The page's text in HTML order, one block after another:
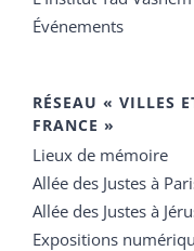
Événements
RÉSEAU « VILLES
FRANCE »
Lieux de mémoire
Allée des Justes à
Allée des Justes à
Expositions